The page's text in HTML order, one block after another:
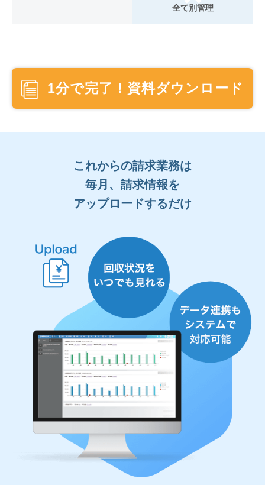
全て別管理
1分で完了！資料ダウンロード
これからの請求業務は
毎月、請求情報を
アップロードするだけ